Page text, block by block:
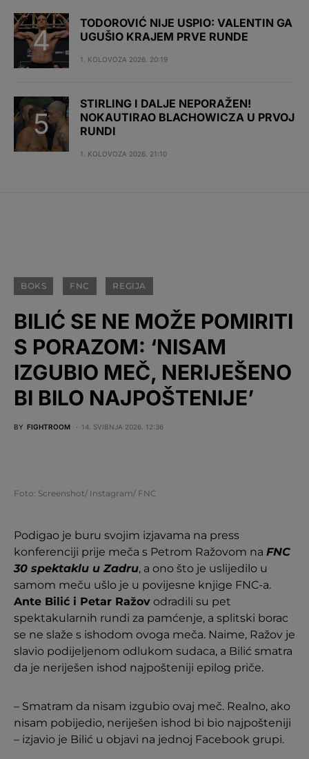
TODOROVIĆ NIJE USPIO: VALENTIN GA
UGUŠIO KRAJEM PRVE RUNDE
1. KOLOVOZA 2026. 20:19
STIRLING I DALJE NEPORAŽEN!
NOKAUTIRAO BLACHOWICZA U PRVOJ
RUNDI
1. KOLOVOZA 2026. 21:10
BOKS FNC REGIJA
BILIĆ SE NE MOŽE POMIRITI
S PORAZOM: ‘NISAM
IZGUBIO MEČ, NERIJEŠENO
BI BILO NAJPOŠTENIJE’
BY FIGHTROOM 14. SVIBNJA 2026. 12:36
Foto: Screenshot/ Instagram/ FNC
Podigao je buru svojim izjavama na press
konferenciji prije meča s Petrom Ražovom na FNC
30 spektaklu u Zadru, a ono što je uslijedilo u
samom meču ušlo je u povijesne knjige FNC-a.
Ante Bilić i Petar Ražov odradili su pet
spektakularnih rundi za pamćenje, a splitski borac
se ne slaže s ishodom ovoga meča. Naime, Ražov je
slavio podijeljenom odlukom sudaca, a Bilić smatra
da je neriješen ishod najpošteniji epilog priče.
– Smatram da nisam izgubio ovaj meč. Realno, ako
nisam pobijedio, neriješen ishod bi bio najpošteniji
– izjavio je Bilić u objavi na jednoj Facebook grupi.